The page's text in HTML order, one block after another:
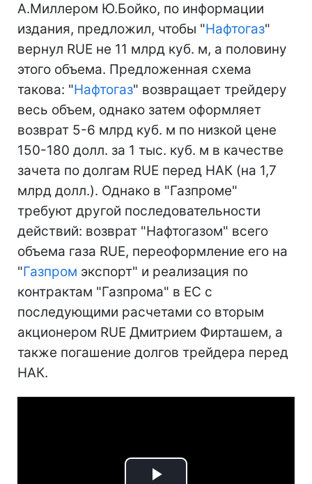
А.Миллером Ю.Бойко, по информации
издания, предложил, чтобы "Нафтогаз"
вернул RUE не 11 млрд куб. м, а половину
этого объема. Предложенная схема
такова: "Нафтогаз" возвращает трейдеру
весь объем, однако затем оформляет
возврат 5-6 млрд куб. м по низкой цене
150-180 долл. за 1 тыс. куб. м в качестве
зачета по долгам RUE перед НАК (на 1,7
млрд долл.). Однако в "Газпроме"
требуют другой последовательности
действий: возврат "Нафтогазом" всего
объема газа RUE, переоформление его на
"Газпром экспорт" и реализация по
контрактам "Газпрома" в ЕС с
последующими расчетами со вторым
акционером RUE Дмитрием Фирташем, а
также погашение долгов трейдера перед
НАК.